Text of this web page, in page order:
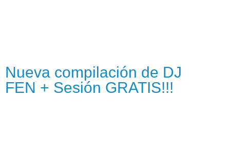
Nueva compilación de DJ
FEN + Sesión GRATIS!!!